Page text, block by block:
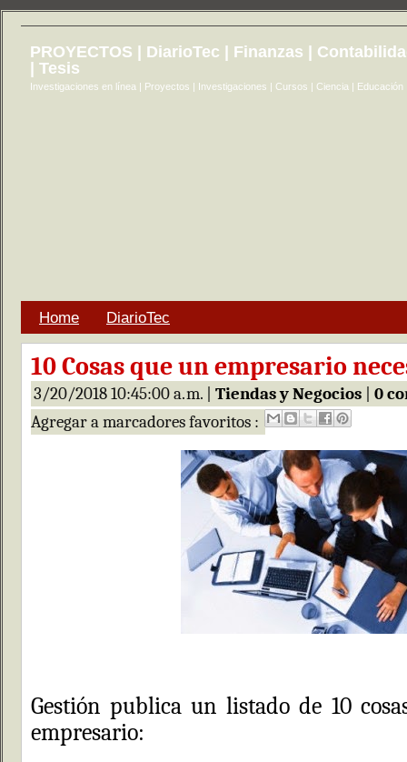
PROYECTOS | DiarioTec | Finanzas |
| Tesis
Investigaciones en línea | Proyectos | Investigaciones | Cursos | Ciencia | Educación
Home DiarioTec
10 Cosas que un empresario
3/20/2018 10:45:00 a. m. | Tiendas y Negocios
0
Agregar a marcadores favoritos :
Gestión publica un listado de 10
empresario: